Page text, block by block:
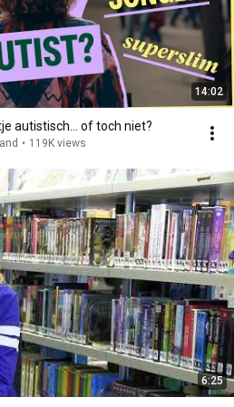
14:02
autistisch... of toch niet?
• 119K views
6:25